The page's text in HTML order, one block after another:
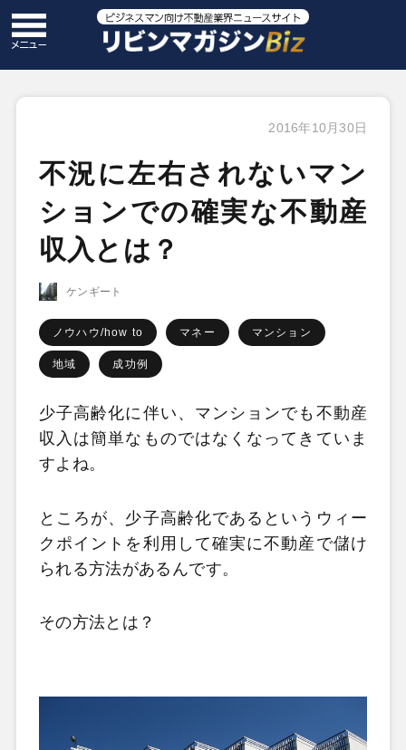
2016年10月30日
不況に左右されないマン
ションでの確実な不動産
収入とは？
ケンギート
ノウハウ/how to マネー マンション
地域 成功例
少子高齢化に伴い、マンションでも不動産
収入は簡単なものではなくなってきていま
すよね。
ところが、少子高齢化であるというウィー
クポイントを利用して確実に不動産で儲け
られる方法があるんです。
その方法とは？